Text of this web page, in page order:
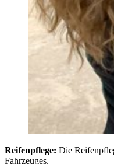
Reifenpflege: Die
Fahrzeuges.